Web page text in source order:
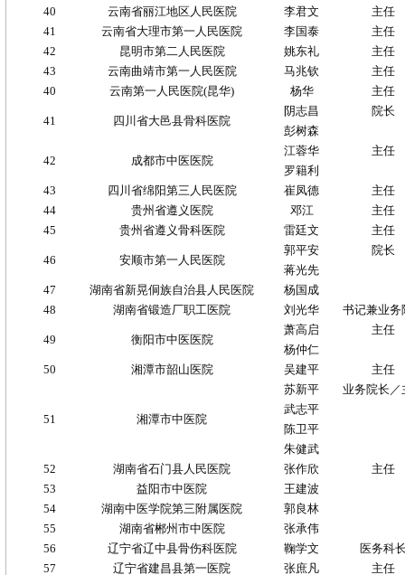
40
云南省丽江地区人民医院 李君文
主任
41
云南省大理市第一人民医院 李国泰
主任
42
昆明市第二人民医院 姚东礼
主任
43
云南曲靖市第一人民医院 马兆钦
主任
40
云南第一人民医院(昆华) 杨华 主任
41 四川省大邑县骨科医院
阴志昌
院长
彭树森
42 成都市中医医院
江蓉华
主任
罗籍利
43
四川省绵阳第三人民医院 崔凤德
主任
44
贵州省遵义医院 邓江
主任
45
贵州省遵义骨科医院 雷廷文 主任
46 安顺市第一人民医院
郭平安
院长
蒋光先
47
湖南省新晃侗族自治县人民医院
杨国成
48
湖南省锻造厂职工医院 刘光华 书记兼业务
49 衡阳市中医医院
萧高启
主任
杨仲仁
50
湘潭市韶山医院 吴建平 主任
51 湘潭市中医院
苏新平
业务院长／
武志平
陈卫平
朱健武
52
湖南省石门县人民医院 张作欣
主任
53
益阳市中医院
王建波
54
湖南中医学院第三附属医院
郭良林
55
湖南省郴州市中医院
张承伟
56
辽宁省辽中县骨伤科医院 鞠学文
医务科
57
辽宁省建昌县第一医院 张庶凡 主任